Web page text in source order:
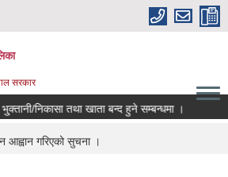
सरकार
निकासा तथा खाता बन्द हुने सम्बन्धमा ।
आह्वान गरिएको सुचना ।